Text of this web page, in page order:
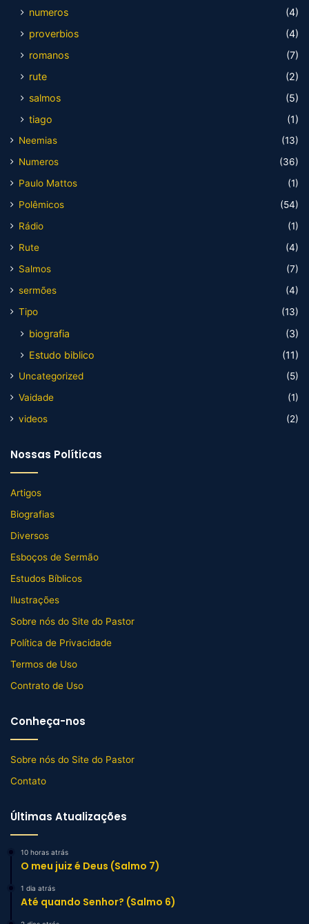
numeros
(4)
proverbios
(4)
romanos
(7)
rute
(2)
salmos
(5)
tiago
(1)
Neemias
(13)
Numeros
(36)
Paulo Mattos
(1)
Polêmicos
(54)
Rádio
(1)
Rute
(4)
Salmos
(7)
sermões
(4)
Tipo
(13)
biografia
(3)
Estudo biblico
(11)
Uncategorized
(5)
Vaidade
(1)
videos
(2)
Nossas Políticas
Artigos
Biografias
Diversos
Esboços de Sermão
Estudos Bíblicos
Ilustrações
Sobre nós do Site do Pastor
Política de Privacidade
Termos de Uso
Contrato de Uso
Conheça-nos
Sobre nós do Site do Pastor
Contato
Últimas Atualizações
10 horas atrás
O meu juiz é Deus (Salmo 7)
1 dia atrás
Até quando Senhor? (Salmo 6)